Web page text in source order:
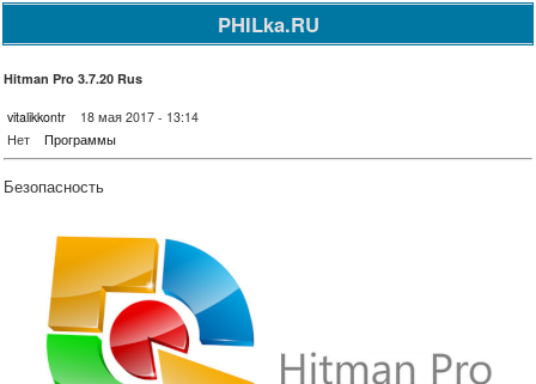
PHILka.RU
Hitman Pro 3.7.20 Rus
vitalikkontr
18 мая 2017 - 13:14
Нет
Программы
Безопасность